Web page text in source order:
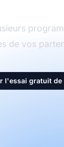
de vos
l'essai gratuit